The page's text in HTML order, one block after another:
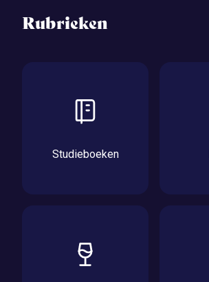
Rubrieken
Studieboeken